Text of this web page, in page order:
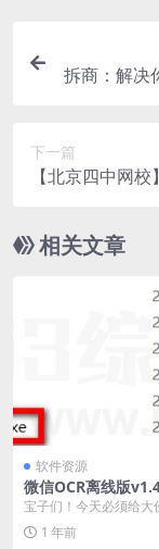
拆商：解决
下一篇
【北京四中网
相关文章
软件资源
微信OCR离线版
器！吾爱大佬力作
宝子们！今天必须给大
牛的玩意儿，是吾爱大
八小王子整出来的微...
1 年前